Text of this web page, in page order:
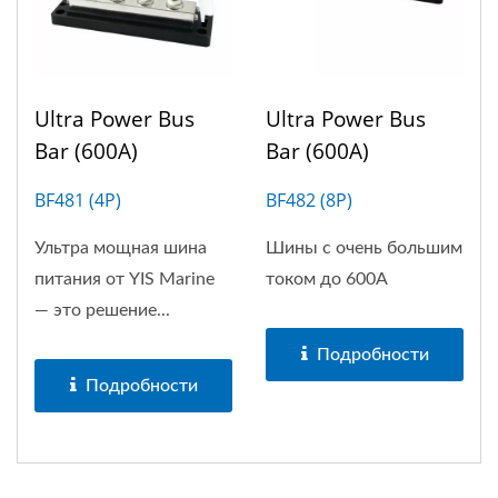
Ultra Power Bus
Bar (600A)
BF481 (4P)
Ультра мощная шина
питания от YIS Marine
— это решение...
Подробности
Ultra Power Bus
Bar (600A)
BF482 (8P)
Шины с очень большим
током до 600А
Подробности